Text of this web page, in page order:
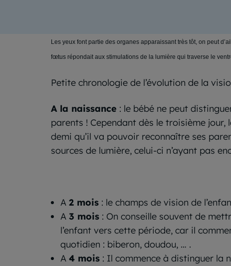
Les yeux font partie des organes apparaissant très tôt, on peut
fœtus répondait aux stimulations de la lumière qui traverse le
Petite chronologie de l’évolution de la
A la naissance : le bébé ne peut
parents ! Cependant dès le troisième jour,
demi qu’il va pouvoir reconnaître ses
sources de lumière, celui-ci n’ayant pas
A 2 mois : le champs de vision de
A 3 mois : On conseille souvent de
l’enfant vers cette période, car il
quotidien : biberon, doudou, … .
A 4 mois : Il commence à distinguer la